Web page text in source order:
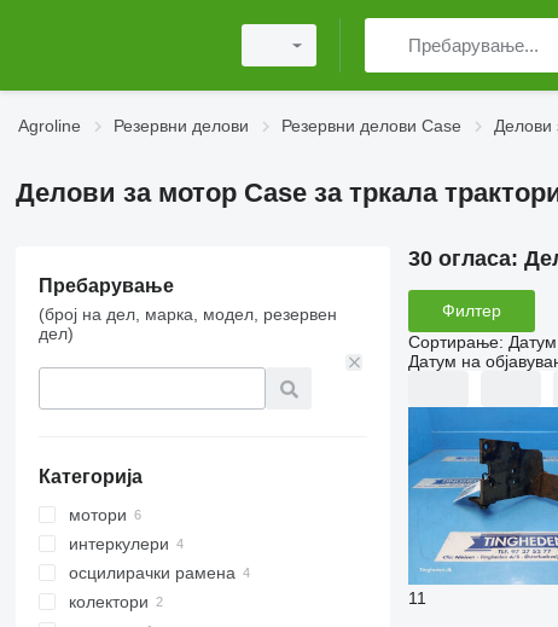
Agroline Резервни делови Резервни делови Case Делови
Делови за мотор Case за тркала
Пребарување
(број на дел, марка, модел, резервен
дел)
Категорија
мотори
интеркулери
осцилирачки рамена
колектори
30 огласа:
Филтер
Сортирање:
Датум на
11